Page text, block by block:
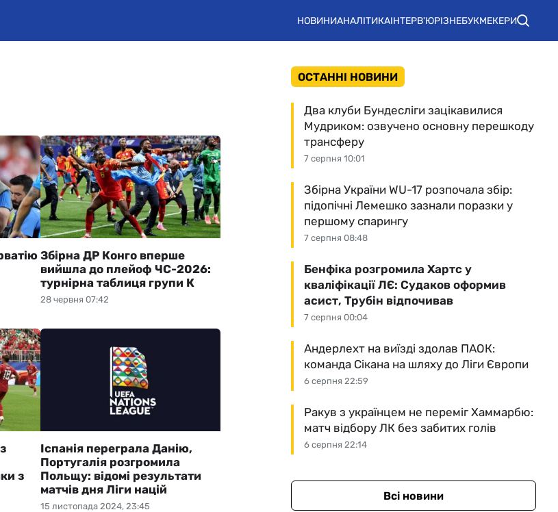
НОВИНИАНАЛІТИКАІНТЕРВ'ЮРІЗНЕБУКМЕКЕРИ
28 червня 07:42
Збірна ДР Конго вперше
вийшла до плейоф ЧС-2026:
турнірна таблиця групи К
з
15 листопада 2024, 23:45
Іспанія переграла Данію,
Португалія розгромила
Польщу: відомі результати
матчів дня Ліги націй
ОСТАННІ НОВИНИ
7 серпня 10:01
Два клуби Бундесліги зацікавилися
Мудриком: озвучено основну перешкоду
трансферу
7 серпня 08:48
Збірна України WU-17 розпочала збір:
підопічні Лемешко зазнали поразки у
першому спарингу
7 серпня 00:04
Бенфіка розгромила Хартс у
кваліфікації ЛЄ: Судаков оформив
асист, Трубін відпочивав
6 серпня 22:59
Андерлехт на виїзді здолав ПАОК:
команда Сікана на шляху до Ліги Європи
6 серпня 22:14
Ракув з українцем не переміг Хаммарбю:
матч відбору ЛК без забитих голів
Всі новини